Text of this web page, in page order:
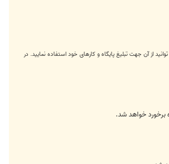
از آن جهت تبلیغ پایگاه و کارهای خود استفاده نمایید. در
برخورد خواهد شد.